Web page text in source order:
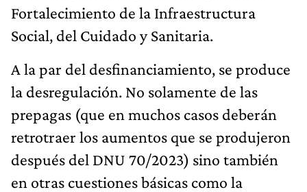
Fortalecimiento de la Infraestructura
Social, del Cuidado y Sanitaria.
A la par del desfinanciamiento, se produce
la desregulación. No solamente de las
prepagas (que en muchos casos deberán
retrotraer los aumentos que se produjeron
después del DNU 70/2023) sino también
en otras cuestiones básicas como la